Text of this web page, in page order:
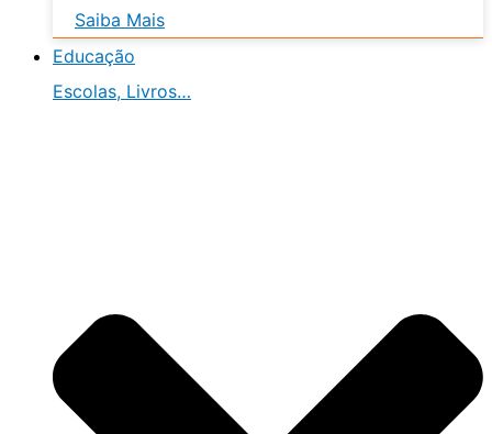
Saiba Mais
Educação
Escolas, Livros…